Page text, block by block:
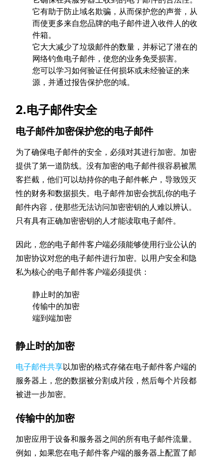
它有助于防止域名欺骗，从而保护您的声誉，从
而使更多来自您品牌的电子邮件进入收件人的收
件箱。
它大大减少了垃圾邮件的数量，并标记了潜在的
网络钓鱼电子邮件，使您的业务免受损害。
您可以学习如何验证任何损坏或未经验证的来
源，并通过报告保护您的域。
2.电子邮件安全
电子邮件加密保护您的电子邮件
为了确保电子邮件的安全，必须对其进行加密。加密
提供了第一道防线。没有加密的电子邮件很容易被黑
客拦截，他们可以劫持你的电子邮件帐户，导致毁灭
性的财务和数据损失。电子邮件加密会扰乱你的电子
邮件内容，使那些无法访问加密密钥的人难以辨认。
只有具有正确加密密钥的人才能读取电子邮件。
因此，您的电子邮件客户端必须能够使用行业公认的
加密协议对您的电子邮件进行加密。以用户安全和隐
私为核心的电子邮件客户端必须提供：
静止时的加密
传输中的加密
端到端加密
静止时的加密
电子邮件共享以加密的格式存储在电子邮件客户端的
服务器上，您的数据被分割成片段，然后每个片段都
被进一步加密。
传输中的加密
加密应用于设备和服务器之间的所有电子邮件流量。
例如，如果您在电子邮件客户端的服务器上配置了邮